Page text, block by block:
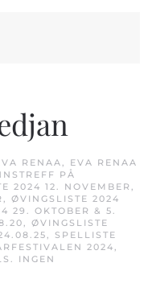
RENAA, EVA RENAA
PÅ
2024 12. NOVEMBER ,
, ØVINGSLISTE 2024
29. OKTOBER & 5.
, ØVINGSLISTE
, SPELLISTE
2024,
. INGEN